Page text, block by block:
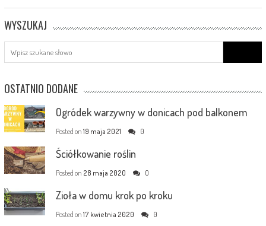
WYSZUKAJ
for:
OSTATNIO DODANE
Ogródek warzywny w donicach pod balkonem
Posted on 19 maja 2021 0
Ściółkowanie roślin
Posted on 28 maja 2020 0
Zioła w domu krok po kroku
Posted on 17 kwietnia 2020 0